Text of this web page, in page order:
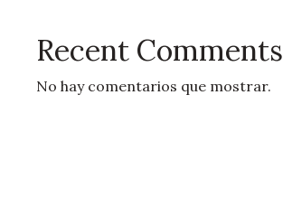
Recent Comments
No hay comentarios que mostrar.